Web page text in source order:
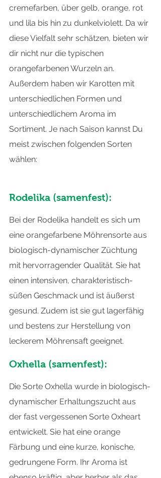
cremefarben, über gelb, orange, rot
und lila bis hin zu dunkelviolett. Da wir
diese Vielfalt sehr schätzen, bieten wir
dir nicht nur die typischen
orangefarbenen Wurzeln an.
Außerdem haben wir Karotten mit
unterschiedlichen Formen und
unterschiedlichem Aroma im
Sortiment. Je nach Saison kannst Du
meist zwischen folgenden Sorten
wählen:
Rodelika (samenfest):
Bei der Rodelika handelt es sich um
eine orangefarbene Möhrensorte aus
biologisch-dynamischer Züchtung
mit hervorragender Qualität. Sie hat
einen intensiven, charakteristisch-
süßen Geschmack und ist äußerst
gesund. Zudem ist sie gut lagerfähig
und bestens zur Herstellung von
leckerem Möhrensaft geeignet.
Oxhella (samenfest):
Die Sorte Oxhella wurde in biologisch-
dynamischer Erhaltungszucht aus
der fast vergessenen Sorte Oxheart
entwickelt. Sie hat eine orange
Färbung und eine kurze, konische,
gedrungene Form. Ihr Aroma ist